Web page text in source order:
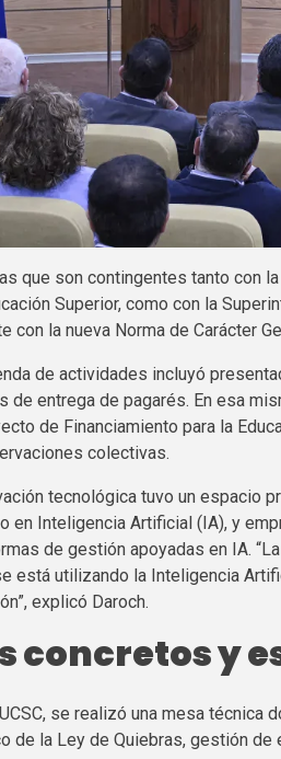
que son contingentes tanto con
Superior, como con la
con la nueva Norma de Carácter
de actividades incluyó
de entrega de pagarés. En esa
de Financiamiento para la
colectivas.
tecnológica tuvo un espacio
en Inteligencia Artificial (IA), y
de gestión apoyadas en IA.
está utilizando la Inteligencia
explicó Daroch.
concretos y
se realizó una mesa
de la Ley de Quiebras, gestión